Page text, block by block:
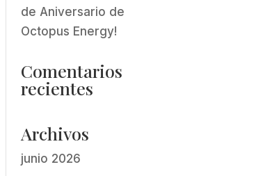
de Aniversario de
Octopus Energy!
Comentarios
recientes
Archivos
junio 2026